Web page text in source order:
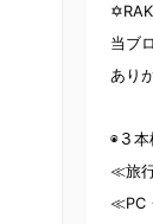
当ブ
あり
◉３本
≪旅
≪PC